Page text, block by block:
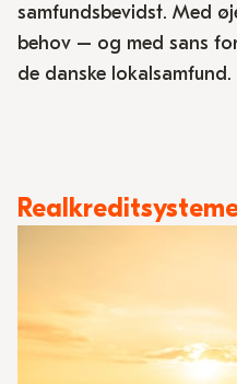
samfundsbevidst. Med
behov – og med sans
de danske lokalsamfund.